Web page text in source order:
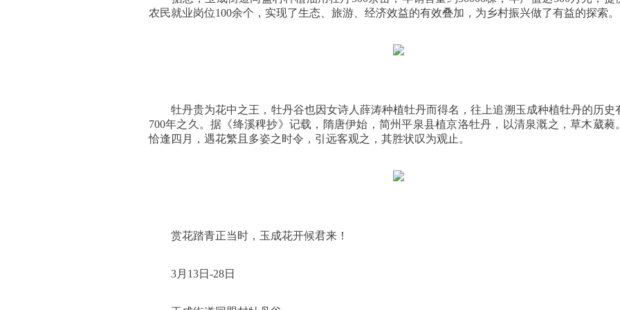
农民就业岗位100余个，实现了生态、旅游、经济效益的有效叠加，为乡村振兴做了有益的探索。
牡丹贵为花中之王，牡丹谷也因女诗人薛涛种植牡丹而得名，往上追溯玉成种植牡丹的历史
700年之久。据《绛溪稗抄》记载，隋唐伊始，简州平泉县植京洛牡丹，以清泉溉之，草木葳蕤
恰逢四月，遇花繁且多姿之时令，引远客观之，其胜状叹为观止。
赏花踏青正当时，玉成花开候君来！
3月13日-28日